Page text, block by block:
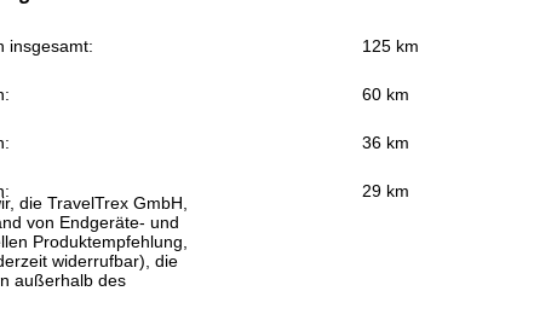
die TravelTrex GmbH,
von Endgeräte- und
Produktempfehlung,
widerrufbar), die
außerhalb des
insgesamt: 125 km
60 km
36 km
29 km